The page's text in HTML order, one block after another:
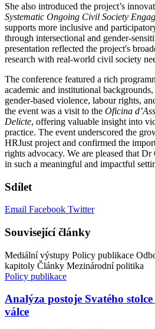
She also introduced the project’s
Systematic Ongoing Civil Society
supports more inclusive and
through intersectional and gender-
presentation reflected the project's
research with real-world civil society
The conference featured a rich
academic and institutional
gender-based violence, labour rights,
the event was a visit to the Oficina
Delicte, offering valuable insight into
practice. The event underscored the
HRJust project and confirmed the
rights advocacy. We are pleased that
in such a meaningful and impactful
Sdílet
Email Facebook Twitter
Související články
Mediální výstupy Policy publikace
kapitoly Články Mezinárodní politika
Policy publikace
Analýza postoje Svatého
válce